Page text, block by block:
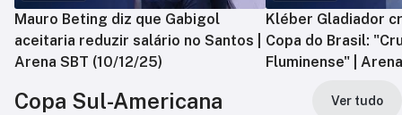
Mauro Beting diz que Gabigol
aceitaria reduzir salário no Santos |
Arena SBT (10/12/25)
Kléber Gladiador
Copa do Brasil:
Fluminense" |
Copa Sul-Americana Ver tudo